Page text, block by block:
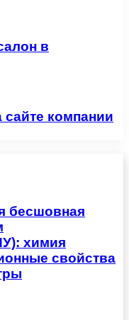
в
компании
бесшовная
химия
свойства